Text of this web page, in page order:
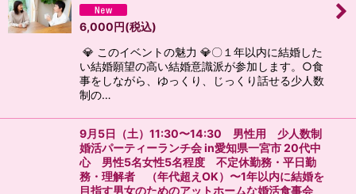
6,000円(税込)
💎 このイベントの魅力 💎〇１年以内に結婚した
い結婚願望の高い結婚意識派が参加します。○食
事をしながら、ゆっくり、じっくり話せる少人数
制の…
9月5日（土）11:30〜14:30 男性用 少人数制
婚活パーティーランチ会 in愛知県一宮市 20代中
心 男性5名女性5名程度 不定休勤務・平日勤
務・理解者 （年代超えOK）〜1年以内に結婚を
目指す男女のためのアットホームな婚活食事会